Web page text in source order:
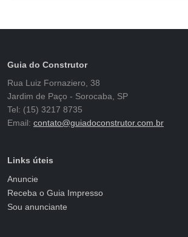
Guia do Construtor
Rua Luiz Fornaziero, 38
Jardim de Paço - Sorocaba, SP
Tel: (15) 3217 8735
Email: contato@guiadoconstrutor.com.br
Links úteis
Anuncie
Receba o Guia Impresso
Sou anunciante